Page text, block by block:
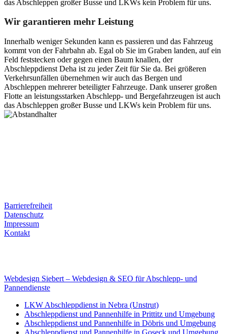
das Abschleppen großer Busse und LKWs kein Problem für uns.
Wir garantieren mehr Leistung
Innerhalb weniger Sekunden kann es passieren und das Fahrzeug
kommt von der Fahrbahn ab. Egal ob Sie im Graben landen, auf ein
Feld feststecken oder gegen einen Baum knallen, der
Abschleppdienst Deha ist zu jeder Zeit für Sie da. Bei größeren
Verkehrsunfällen übernehmen wir auch das Bergen und
Abschleppen mehrerer beteiligter Fahrzeuge. Dank unserer großen
Flotte an leistungsstarken Abschlepp- und Bergefahrzeugen ist auch
das Abschleppen großer Busse und LKWs kein Problem für uns.
Barrierefreiheit
Datenschutz
Impressum
Kontakt
Webdesign Siebert – Webdesign & SEO für Abschlepp- und
Pannendienste
LKW Abschleppdienst in Nebra (Unstrut)
Abschleppdienst und Pannenhilfe in Prittitz und Umgebung
Abschleppdienst und Pannenhilfe in Döbris und Umgebung
Abschleppdienst und Pannenhilfe in Goseck und Umgebung